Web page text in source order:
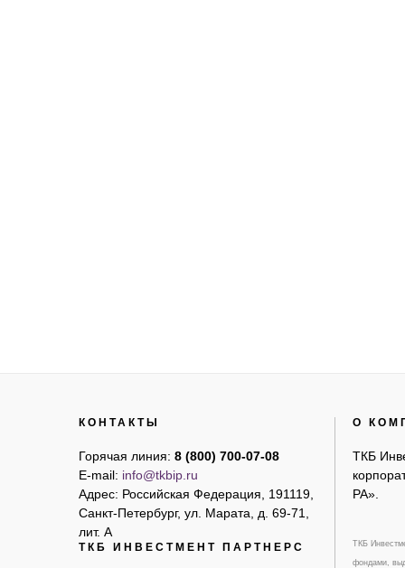
КОНТАКТЫ
Горячая линия: 8 (800) 700-07-08
E-mail: info@tkbip.ru
Адрес: Российская Федерация, 191119,
Санкт-Петербург, ул. Марата, д. 69-71,
лит. А
ТКБ ИНВЕСТМЕНТ ПАРТНЕРС
О
ТКБ
РА».
ТКБ
фондами,